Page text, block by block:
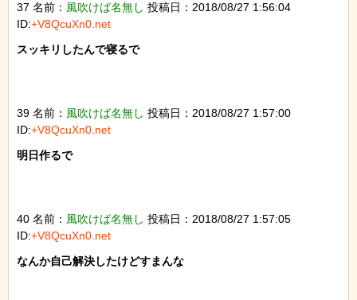
37 名前： 風吹けば名無し 投稿日：2018/08/27 1:56:04
ID:+V8QcuXn0.net
スッキリしたんで寝るで
39 名前： 風吹けば名無し 投稿日：2018/08/27 1:57:00
ID:+V8QcuXn0.net
明日作るで
40 名前： 風吹けば名無し 投稿日：2018/08/27 1:57:05
ID:+V8QcuXn0.net
なんか自己解決したけどすまんな